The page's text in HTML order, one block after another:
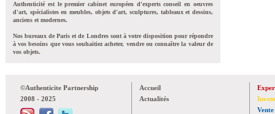
Authenticité est le premier cabinet européen d'experts conseil en oeuvres
d'art, spécialistes en meubles, objets d'art, sculptures, tableaux et dessins,
anciens et modernes.
Nos bureaux de Paris et de Londres sont à votre disposition pour répondre
à vos besoins que vous souhaitiez acheter, vendre ou connaître la valeur de
vos objets.
©Authenticite Partnership
2008 - 2025
Accueil
Actualités
Vente